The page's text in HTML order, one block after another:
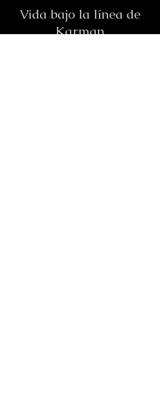
Vida bajo la línea de
Karman